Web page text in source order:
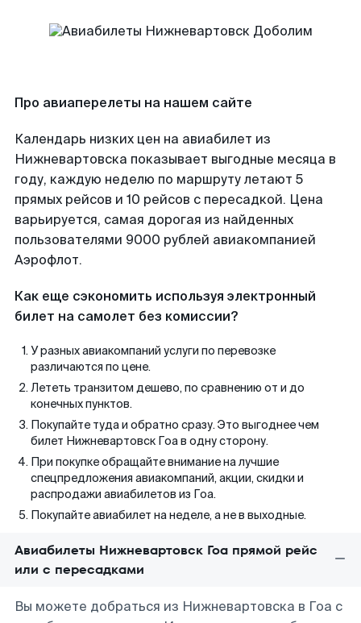
Про авиаперелеты на нашем сайте
Календарь низких цен на авиабилет из
Нижневартовска показывает выгодные месяца в
году, каждую неделю по маршруту летают 5
прямых рейсов и 10 рейсов с пересадкой. Цена
варьируется, самая дорогая из найденных
пользователями 9000 рублей авиакомпанией
Аэрофлот.
Как еще сэкономить используя электронный
билет на самолет без комиссии?
У разных авиакомпаний услуги по перевозке
различаются по цене.
Лететь транзитом дешево, по сравнению от и до
конечных пунктов.
Покупайте туда и обратно сразу. Это выгоднее чем
билет Нижневартовск Гоа в одну сторону.
При покупке обращайте внимание на лучшие
спецпредложения авиакомпаний, акции, скидки и
распродажи авиабилетов из Гоа.
Покупайте авиабилет на неделе, а не в выходные.
Авиабилеты Нижневартовск Гоа прямой рейс
или с пересадками
Вы можете добраться из Нижневартовска в Гоа с